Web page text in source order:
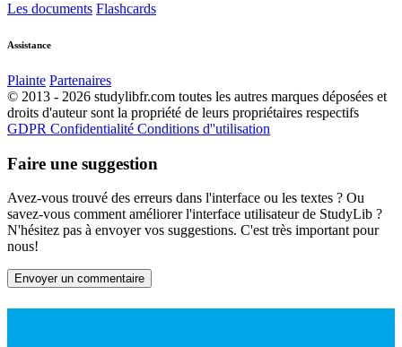
Les documents Flashcards
Assistance
Plainte Partenaires
© 2013 - 2026 studylibfr.com toutes les autres marques déposées et
droits d'auteur sont la propriété de leurs propriétaires respectifs
GDPR Confidentialité Conditions d''utilisation
Faire une suggestion
Avez-vous trouvé des erreurs dans l'interface ou les textes ? Ou
savez-vous comment améliorer l'interface utilisateur de StudyLib ?
N'hésitez pas à envoyer vos suggestions. C'est très important pour
nous!
Envoyer un commentaire